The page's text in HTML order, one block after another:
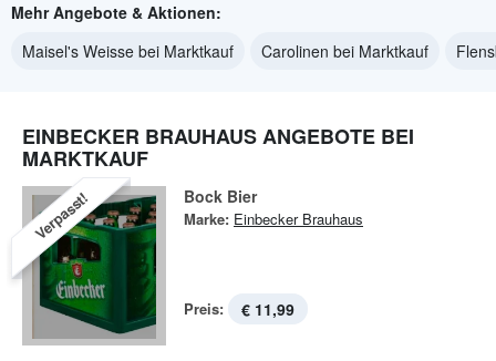
Mehr Angebote & Aktionen:
Maisel's Weisse bei Marktkauf
Carolinen bei Marktkauf
EINBECKER BRAUHAUS ANGEBOTE BEI
MARKTKAUF
Verpasst! Bock Bier
Marke: Einbecker Brauhaus
Preis: € 11,99